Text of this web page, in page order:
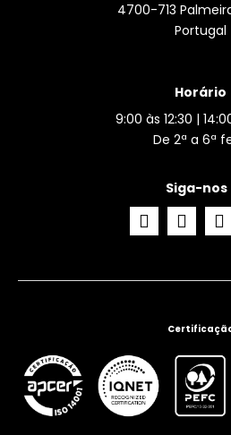
4700-713
Portugal
Horário
9:00 às 12:30 |
De 2ª a 6ª
Siga-nos